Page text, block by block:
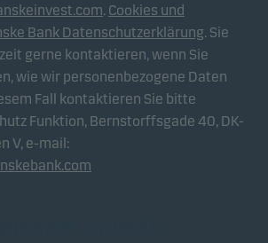
. Cookies und
Bank Datenschutzerklärung. Sie
gerne kontaktieren, wenn Sie
wie wir personenbezogene Daten
Fall kontaktieren Sie bitte
Funktion, Bernstorffsgade 40, DK-
V, e-mail: